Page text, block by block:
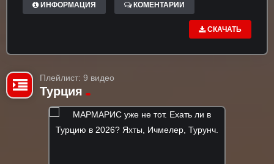
ИНФОРМАЦИЯ КОМЕНТАРИИ
СКАЧАТЬ
Плейлист: 9 видео
Турция